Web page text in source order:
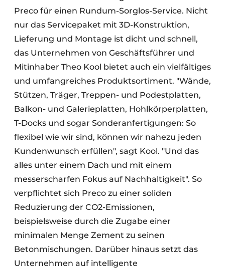
Preco für einen Rundum-Sorglos-Service. Nicht
nur das Servicepaket mit 3D-Konstruktion,
Lieferung und Montage ist dicht und schnell,
das Unternehmen von Geschäftsführer und
Mitinhaber Theo Kool bietet auch ein vielfältiges
und umfangreiches Produktsortiment. "Wände,
Stützen, Träger, Treppen- und Podestplatten,
Balkon- und Galerieplatten, Hohlkörperplatten,
T-Docks und sogar Sonderanfertigungen: So
flexibel wie wir sind, können wir nahezu jeden
Kundenwunsch erfüllen", sagt Kool. "Und das
alles unter einem Dach und mit einem
messerscharfen Fokus auf Nachhaltigkeit". So
verpflichtet sich Preco zu einer soliden
Reduzierung der CO2-Emissionen,
beispielsweise durch die Zugabe einer
minimalen Menge Zement zu seinen
Betonmischungen. Darüber hinaus setzt das
Unternehmen auf intelligente